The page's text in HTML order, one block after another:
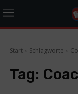
Start Schlagworte
Tag: